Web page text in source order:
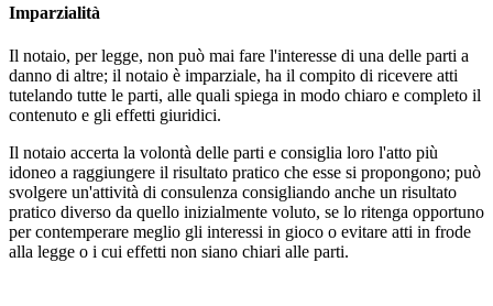
Imparzialità
Il notaio, per legge, non può mai fare l'interesse di una delle parti a
danno di altre; il notaio è imparziale, ha il compito di ricevere atti
tutelando tutte le parti, alle quali spiega in modo chiaro e completo il
contenuto e gli effetti giuridici.
Il notaio accerta la volontà delle parti e consiglia loro l'atto più
idoneo a raggiungere il risultato pratico che esse si propongono; può
svolgere un'attività di consulenza consigliando anche un risultato
pratico diverso da quello inizialmente voluto, se lo ritenga opportuno
per contemperare meglio gli interessi in gioco o evitare atti in frode
alla legge o i cui effetti non siano chiari alle parti.